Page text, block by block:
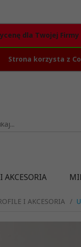
dla Twojej
Strona korzysta z
AKCESORIA
I AKCESORIA